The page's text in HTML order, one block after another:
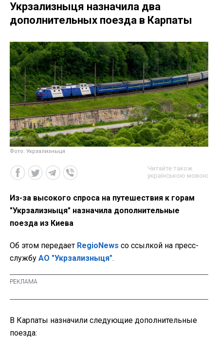
Укрзализныця назначила два
дополнительных поезда в Карпаты
Фото: Укрзализныця
Читайте також
українською мовою
Из-за высокого спроса на путешествия к горам
"Укрзализныця" назначила дополнительные
поезда из Киева
Об этом передает RegioNews со ссылкой на пресс-
службу АО "Укрзализныця".
В Карпаты назначили следующие дополнительные
поезда: